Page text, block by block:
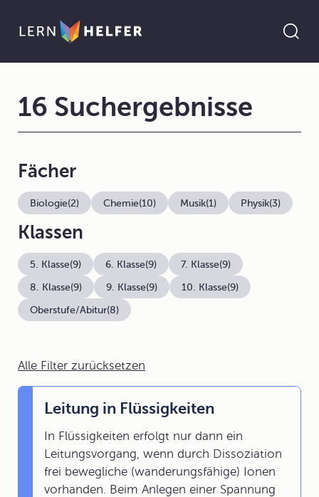
Alle Filter zurücksetzen
Leitung in Flüssigkeiten
In Flüssigkeiten erfolgt nur dann ein
Leitungsvorgang, wenn durch Dissoziation
frei bewegliche (wanderungsfähige) Ionen
vorhanden. Beim Anlegen einer Spannung
16 Suchergebnisse
Fächer
Biologie(2) Chemie(10) Musik(1) Physik(3)
Klassen
5. Klasse(9) 6. Klasse(9) 7. Klasse(9)
8. Klasse(9) 9. Klasse(9) 10. Klasse(9)
Oberstufe/Abitur(8)